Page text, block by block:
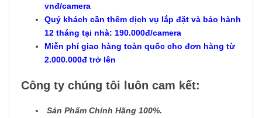
vnđ/camera
Quý khách cần thêm dịch vụ lắp đặt và bảo hành
12 tháng tại nhà: 190.000đ/camera
Miễn phí giao hàng toàn quốc cho đơn hàng từ
2.000.000đ trở lên
Công ty chúng tôi luôn cam kết:
Sản Phẩm Chính Hãng 100%.